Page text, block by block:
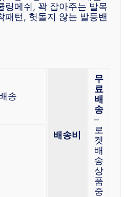
링메쉬, 꽉 잡아주는 발목
패턴, 헛돌지 않는 발등밴
송
배송비
무
료
배
송
–
로
켓
배
송
상
품
중